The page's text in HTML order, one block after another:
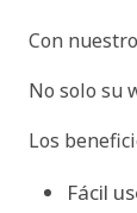
Con
No solo su
Los
Fácil